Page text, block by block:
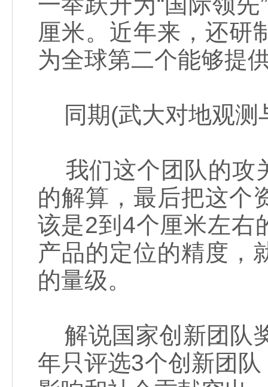
厘米。近年来，还研
为全球第二个能够提
同期(武大对地观测
我们这个团队的攻
的解算，最后把这个
该是2到4个厘米左右
产品的定位的精度，
的量级。
解说国家创新团队
年只评选3个创新团